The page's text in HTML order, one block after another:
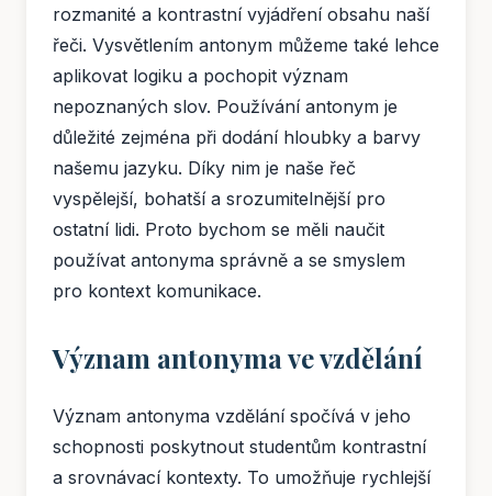
rozmanité a kontrastní vyjádření obsahu naší
řeči. Vysvětlením antonym můžeme také lehce
aplikovat logiku a pochopit význam
nepoznaných slov. Používání antonym je
důležité zejména při dodání hloubky a barvy
našemu jazyku. Díky nim je naše řeč
vyspělejší, bohatší a srozumitelnější pro
ostatní lidi. Proto bychom se měli naučit
používat antonyma správně a se smyslem
pro kontext komunikace.
Význam antonyma ve vzdělání
Význam antonyma vzdělání spočívá v jeho
schopnosti poskytnout studentům kontrastní
a srovnávací kontexty. To umožňuje rychlejší